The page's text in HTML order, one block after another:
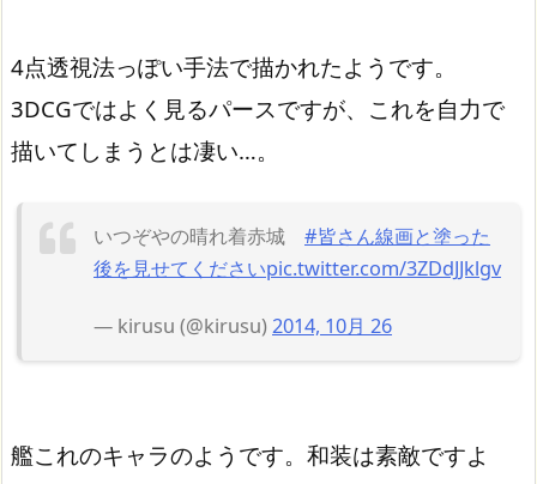
4点透視法っぽい手法で描かれたようです。
3DCGではよく見るパースですが、これを自力で
描いてしまうとは凄い…。
いつぞやの晴れ着赤城 #皆さん線画と塗った
後を見せてくださいpic.twitter.com/3ZDdJJklgv
— kirusu (@kirusu)2014, 10月 26
艦これのキャラのようです。和装は素敵ですよ